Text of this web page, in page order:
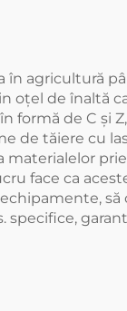
agricultură
oțel de înaltă
formă de C și
de tăiere cu
materialelor
face ca
să
specifice,